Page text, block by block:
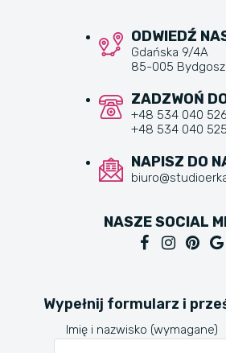
ODWIEDŹ
Gdańska 9/4A
85-005
ZADZWOŃ
+48 534 040 526
+48 534 040 525
NAPISZ DO
NASZE SOCIAL
Wypełnij formularz i
Imię i nazwisko (wymagane)